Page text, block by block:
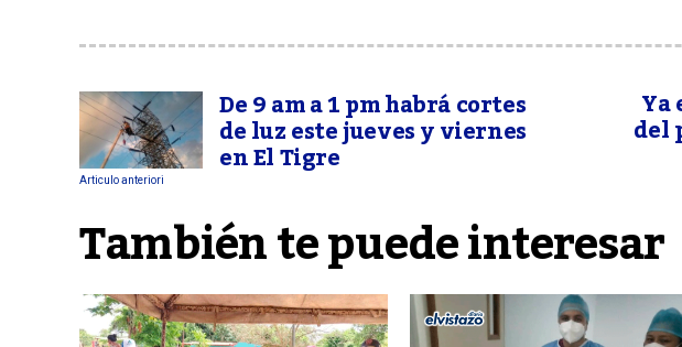
De 9 am a 1 pm habrá cortes
de luz este jueves y viernes
en El Tigre
Articulo anteriori
Ya
del
También te puede interesar